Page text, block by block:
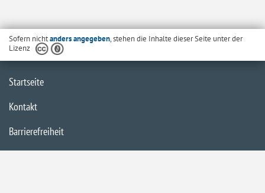
Sofern nichtanders angegeben, stehen die Inhalte dieser Seite unter der
Lizenz
Startseite
Kontakt
Barrierefreiheit